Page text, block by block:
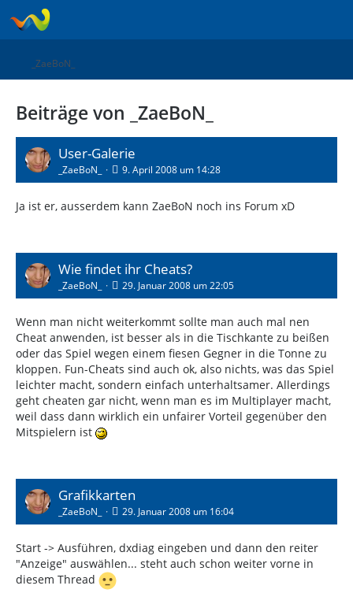
_ZaeBoN_
Beiträge von _ZaeBoN_
User-Galerie
_ZaeBoN_ 9. April 2008 um 14:28
Ja ist er, ausserdem kann ZaeBoN noch ins Forum xD
Wie findet ihr Cheats?
_ZaeBoN_ 29. Januar 2008 um 22:05
Wenn man nicht weiterkommt sollte man auch mal nen
Cheat anwenden, ist besser als in die Tischkante zu beißen
oder das Spiel wegen einem fiesen Gegner in die Tonne zu
kloppen. Fun-Cheats sind auch ok, also nichts, was das Spiel
leichter macht, sondern einfach unterhaltsamer. Allerdings
geht cheaten gar nicht, wenn man es im Multiplayer macht,
weil dass dann wirklich ein unfairer Vorteil gegenüber den
Mitspielern ist
Grafikkarten
_ZaeBoN_ 29. Januar 2008 um 16:04
Start -> Ausführen, dxdiag eingeben und dann den reiter
"Anzeige" auswählen... steht auch schon weiter vorne in
diesem Thread